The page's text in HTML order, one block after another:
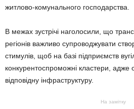
житлово-комунального господарства.
В межах зустрічі наголосили, що
регіонів важливо супроводжувати
стимулів, щоб на базі підприємств
конкурентоспроможні кластери, адже
відповідну інфраструктуру.
На замітку